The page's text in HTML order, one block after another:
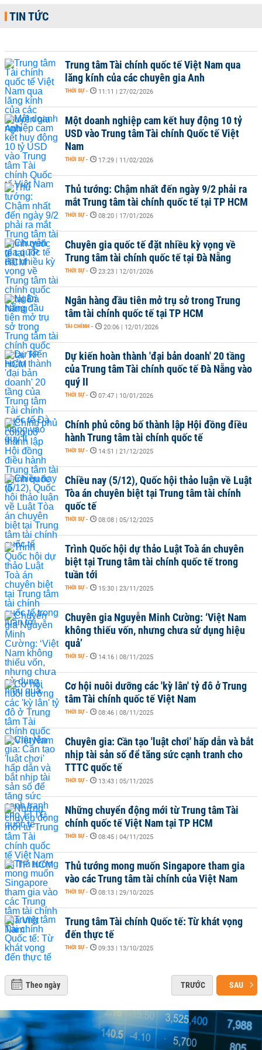
TIN TỨC
Trung tâm Tài chính quốc tế Việt Nam qua
lăng kính của các chuyên gia Anh
THỜI SỰ - 11:11 | 27/02/2026
Một doanh nghiệp cam kết huy động 10 tỷ
USD vào Trung tâm Tài chính Quốc tế Việt
Nam
THỜI SỰ - 17:29 | 11/02/2026
Thủ tướng: Chậm nhất đến ngày 9/2 phải ra
mắt Trung tâm tài chính quốc tế tại TP HCM
THỜI SỰ - 08:20 | 17/01/2026
Chuyên gia quốc tế đặt nhiều kỳ vọng về
Trung tâm tài chính quốc tế tại Đà Nẵng
THỜI SỰ - 23:23 | 12/01/2026
Ngân hàng đầu tiên mở trụ sở trong Trung
tâm tài chính quốc tế tại TP HCM
TÀI CHÍNH - 20:06 | 12/01/2026
Dự kiến hoàn thành 'đại bản doanh' 20 tầng
của Trung tâm Tài chính quốc tế Đà Nẵng vào
quý II
THỜI SỰ - 07:47 | 10/01/2026
Chính phủ công bố thành lập Hội đồng điều
hành Trung tâm tài chính quốc tế
THỜI SỰ - 14:51 | 21/12/2025
Chiều nay (5/12), Quốc hội thảo luận về Luật
Tòa án chuyên biệt tại Trung tâm tài chính
quốc tế
THỜI SỰ - 08:08 | 05/12/2025
Trình Quốc hội dự thảo Luật Toà án chuyên
biệt tại Trung tâm tài chính quốc tế trong
tuần tới
THỜI SỰ - 15:30 | 23/11/2025
Chuyên gia Nguyễn Minh Cường: ‘Việt Nam
không thiếu vốn, nhưng chưa sử dụng hiệu
quả’
THỜI SỰ - 14:16 | 08/11/2025
Cơ hội nuôi dưỡng các 'kỳ lân' tỷ đô ở Trung
tâm Tài chính quốc tế Việt Nam
THỜI SỰ - 08:46 | 08/11/2025
Chuyên gia: Cần tạo 'luật chơi' hấp dẫn và bắt
nhịp tài sản số để tăng sức cạnh tranh cho
TTTC quốc tế
THỜI SỰ - 13:43 | 05/11/2025
Những chuyển động mới từ Trung tâm Tài
chính quốc tế Việt Nam tại TP HCM
THỜI SỰ - 08:45 | 04/11/2025
Thủ tướng mong muốn Singapore tham gia
vào các Trung tâm tài chính của Việt Nam
THỜI SỰ - 08:13 | 29/10/2025
Trung tâm Tài chính Quốc tế: Từ khát vọng
đến thực tế
THỜI SỰ - 09:33 | 13/10/2025
Theo ngày TRƯỚC SAU